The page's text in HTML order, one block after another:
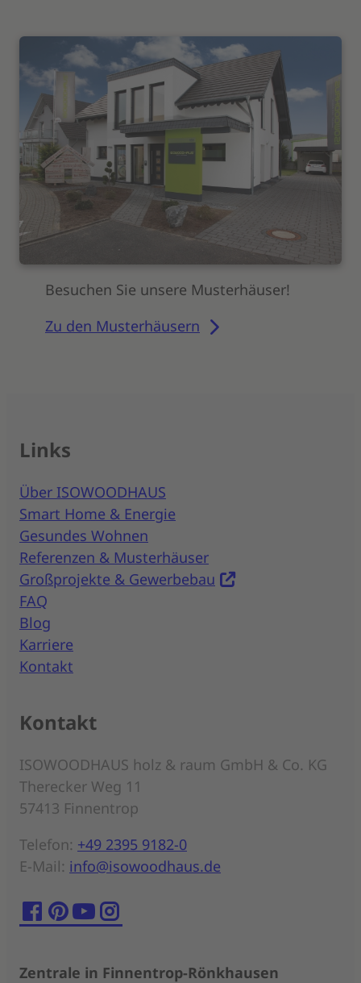
Besuchen Sie unsere Musterhäuser!
Zu den Musterhäusern
Links
Über ISOWOODHAUS
Smart Home & Energie
Gesundes Wohnen
Referenzen & Musterhäuser
Großprojekte & Gewerbebau
FAQ
Blog
Karriere
Kontakt
Kontakt
ISOWOODHAUS holz & raum GmbH & Co. KG
Therecker Weg 11
57413 Finnentrop
Telefon: +49 2395 9182-0
E-Mail: info@isowoodhaus.de
Zentrale in Finnentrop-Rönkhausen